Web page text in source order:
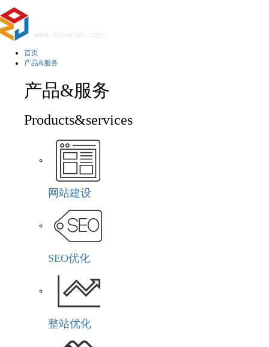
首页
产品&服务
产品&服务
Products&services
网站建设
SEO优化
整站优化